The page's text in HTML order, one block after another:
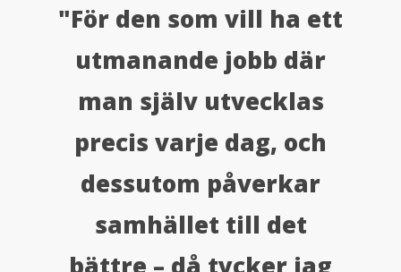
"För den som vill ha ett
utmanande jobb där
man själv utvecklas
precis varje dag, och
dessutom påverkar
samhället till det